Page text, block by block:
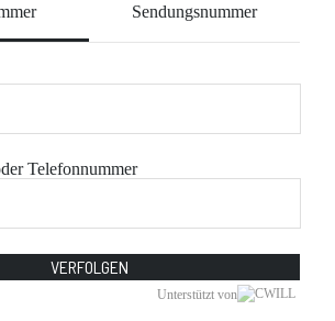
Sendungsnummer
Telefonnummer
VERFOLGEN
Unterstützt von